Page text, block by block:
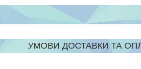
УМОВИ ДОСТАВКИ ТА